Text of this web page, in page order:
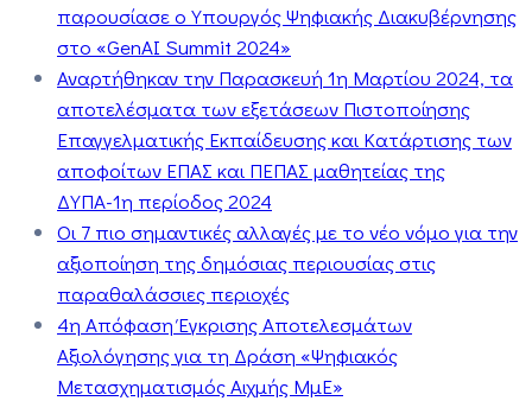
παρουσίασε ο Υπουργός Ψηφιακής Διακυβέρνησης
στο «GenAI Summit 2024»
Αναρτήθηκαν την Παρασκευή 1η Μαρτίου 2024, τα
αποτελέσματα των εξετάσεων Πιστοποίησης
Επαγγελματικής Εκπαίδευσης και Κατάρτισης των
αποφοίτων ΕΠΑΣ και ΠΕΠΑΣ μαθητείας της
ΔΥΠΑ-1η περίοδος 2024
Οι 7 πιο σημαντικές αλλαγές με το νέο νόμο για την
αξιοποίηση της δημόσιας περιουσίας στις
παραθαλάσσιες περιοχές
4η Απόφαση Έγκρισης Αποτελεσμάτων
Αξιολόγησης για τη Δράση «Ψηφιακός
Μετασχηματισμός Αιχμής ΜμΕ»